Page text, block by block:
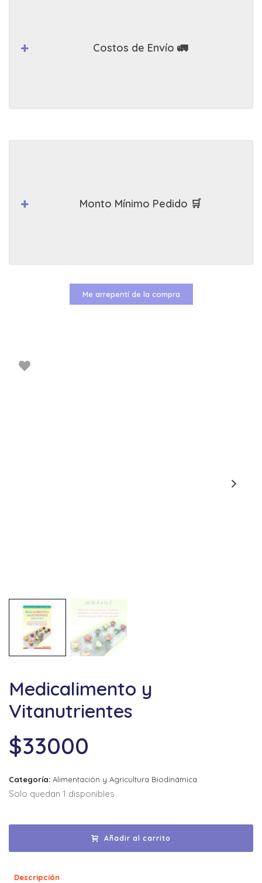
Medicalimento y
Vitanutrientes
$33000
Categoría: Alimentación y Agricultura Biodinámica
Solo quedan 1 disponibles
Añadir al carrito
Descripción
Costos de Envío 🚛
Monto Mínimo Pedido 🛒
Me arrepentí de la compra